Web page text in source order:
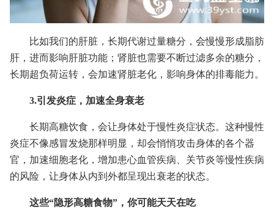
比如我们的肝脏，长期代谢过量糖分，会慢慢形成脂肪
肝，进而影响肝脏功能；肾脏也需要不断过滤多余的糖分，
长期超负荷运转，会加速肾脏老化，影响身体的排毒能力。
3.引发炎症，加速全身衰老
长期高糖饮食，会让身体处于慢性炎症状态。这种慢性
炎症不像感冒发烧那样明显，却会悄悄攻击身体的各个器
官，加速细胞老化，增加患心血管疾病、关节炎等慢性疾病
的风险，让身体从内到外都呈现出衰老的状态。
这些“隐形高糖食物”，你可能天天在吃